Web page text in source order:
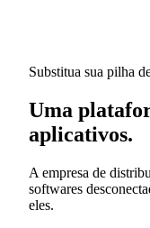
Substitua sua pilha
Uma
aplicativos.
A empresa de
softwares
eles.